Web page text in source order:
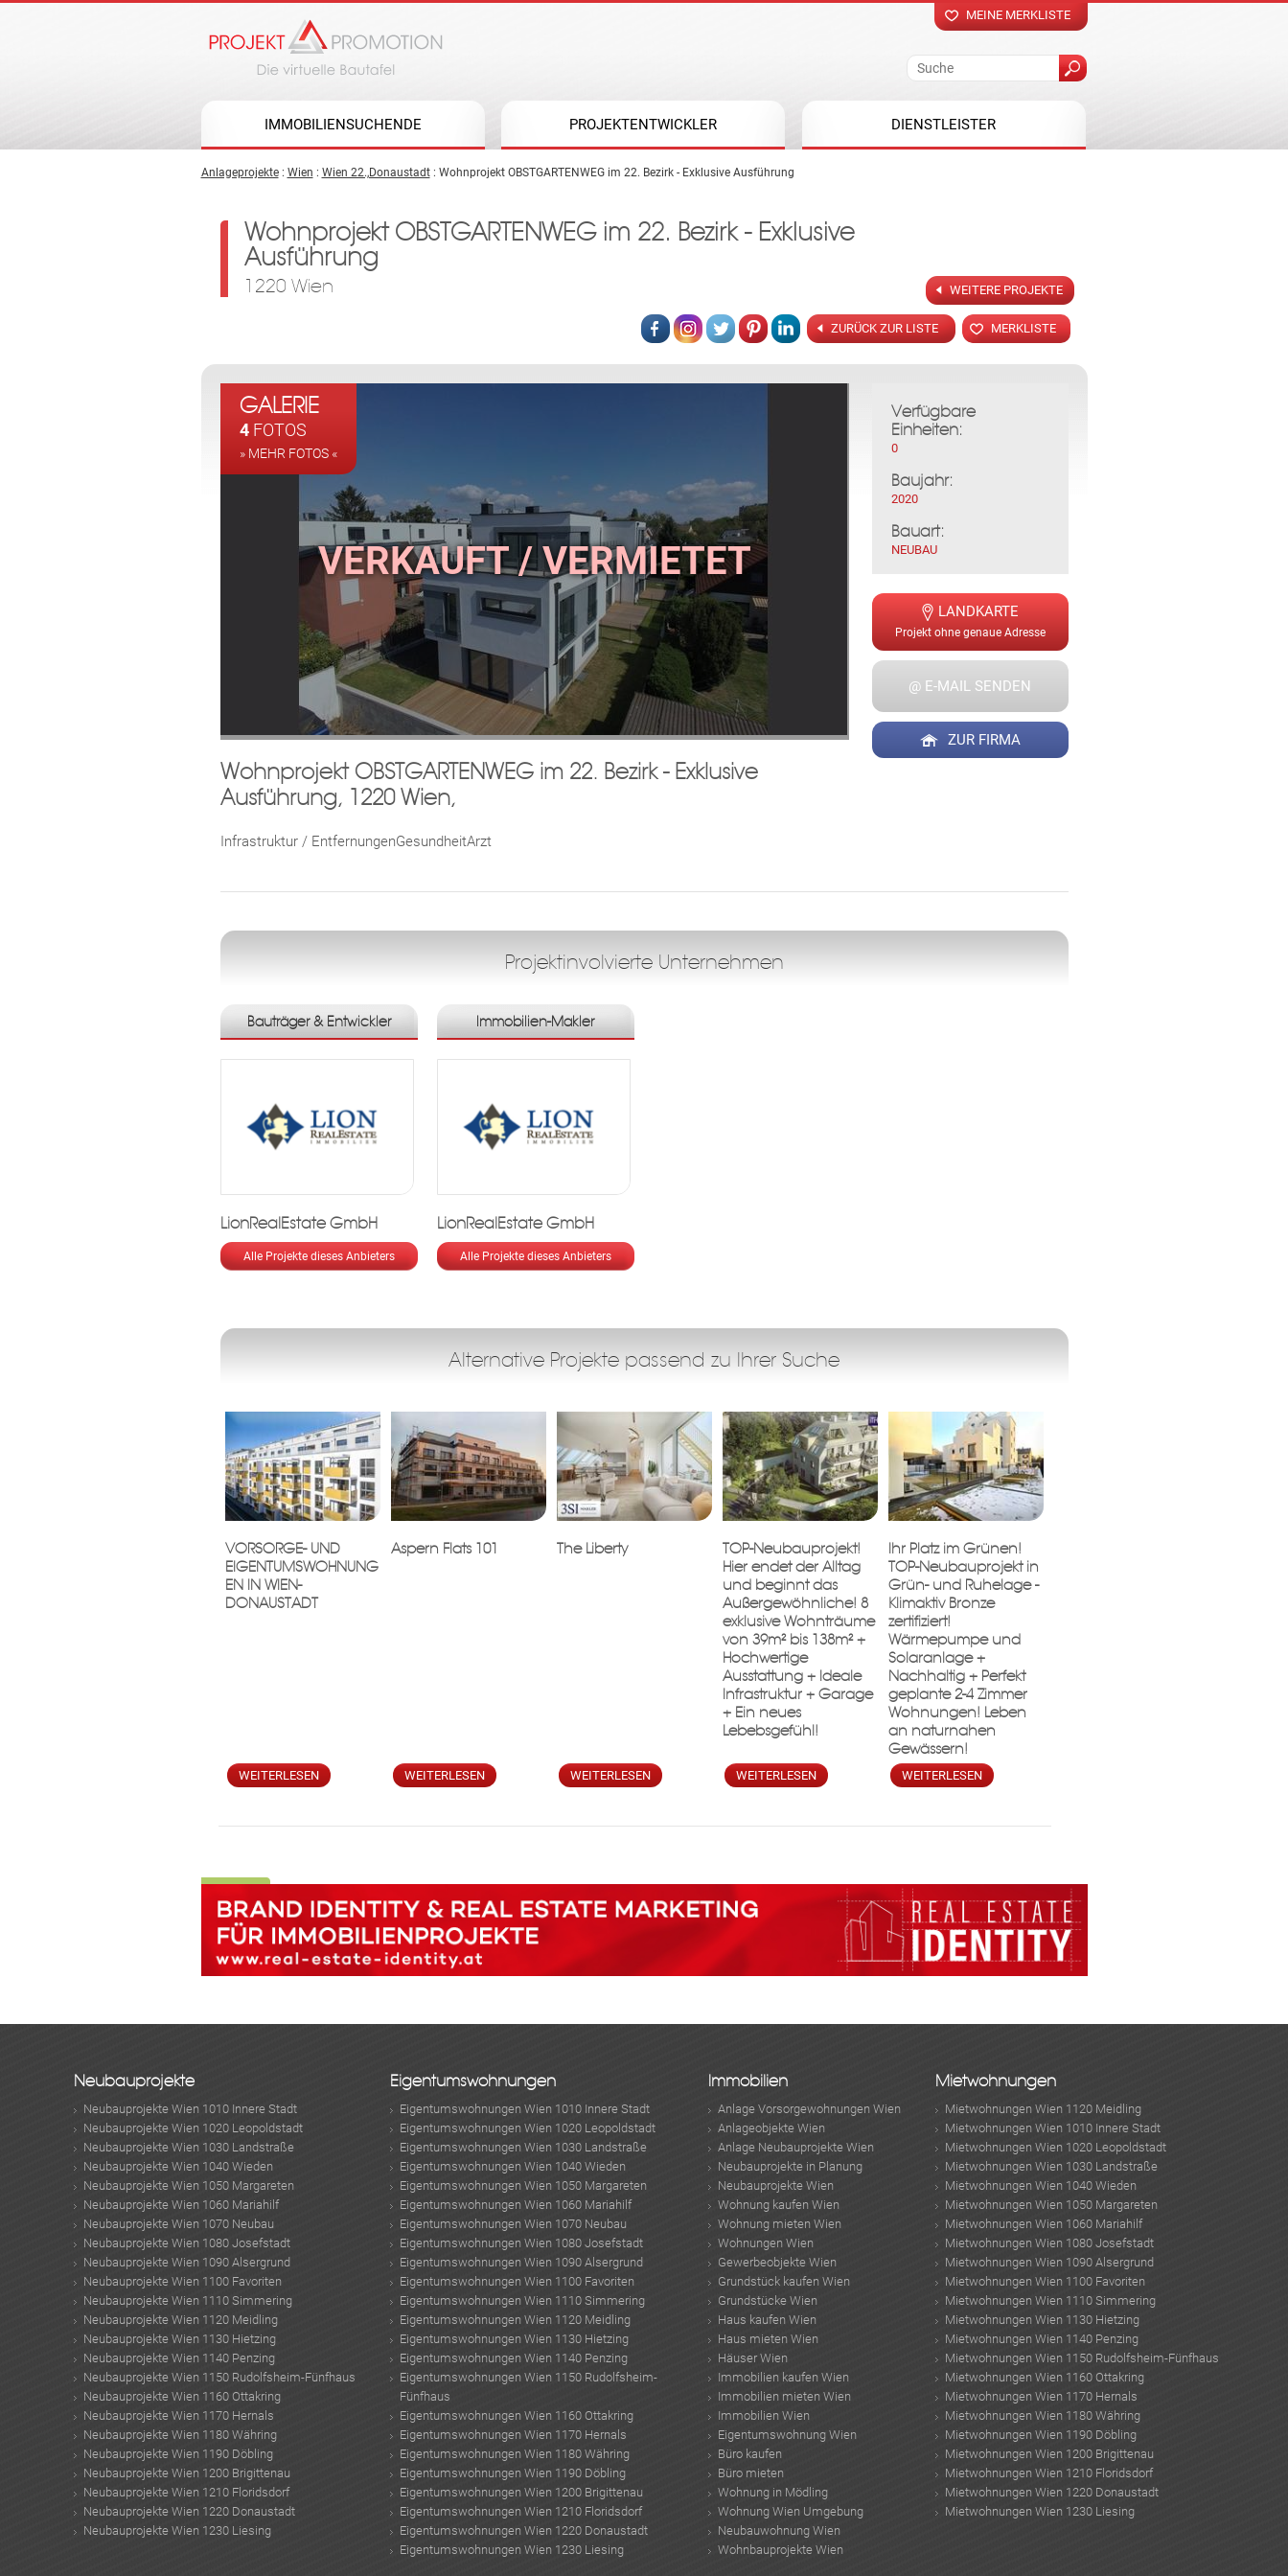
MEINE MERKLISTE
IMMOBILIENSUCHENDE PROJEKTENTWICKLER DIENSTLEISTER
Anlageprojekte: Wien : Wien 22.,Donaustadt: Wohnprojekt OBSTGARTENWEG im 22. Bezirk - Exklusive Ausführung
Wohnprojekt OBSTGARTENWEG im 22. Bezirk - Exklusive
Ausführung
1220 Wien WEITERE PROJEKTE
MERKLISTE
ZURÜCK ZUR LISTE
GALERIE
4FOTOS
» MEHR FOTOS «
Wohnprojekt OBSTGARTENWEG im 22. Bezirk - Exklusive
Ausführung, 1220 Wien,
Infrastruktur / EntfernungenGesundheitArzt
Verfügbare
Einheiten:
0
Baujahr:
2020
Bauart:
NEUBAU
LANDKARTE
Projekt ohne genaue Adresse
@ E-MAIL SENDEN
ZUR FIRMA
Projektinvolvierte Unternehmen
Bauträger & Entwickler
LionRealEstate GmbH
Alle Projekte dieses Anbieters
Immobilien-Makler
LionRealEstate GmbH
Alle Projekte dieses Anbieters
Alternative Projekte passend zu Ihrer Suche
VORSORGE- UND
EIGENTUMSWOHNUNG
EN IN WIEN-
DONAUSTADT
WEITERLESEN
Aspern Flats 101
WEITERLESEN
The Liberty
WEITERLESEN
TOP-Neubauprojekt!
Hier endet der Alltag
und beginnt das
Außergewöhnliche! 8
exklusive Wohnträume
von 39m² bis 138m² +
Hochwertige
Ausstattung + Ideale
Infrastruktur + Garage
+ Ein neues
Lebebsgefühl!
WEITERLESEN
Ihr Platz im Grünen!
TOP-Neubauprojekt in
Grün- und Ruhelage -
Klimaktiv Bronze
zertifiziert!
Wärmepumpe und
Solaranlage +
Nachhaltig + Perfekt
geplante 2-4 Zimmer
Wohnungen! Leben
an naturnahen
Gewässern!
WEITERLESEN
Neubauprojekte
Neubauprojekte Wien 1010 Innere Stadt
Neubauprojekte Wien 1020 Leopoldstadt
Neubauprojekte Wien 1030 Landstraße
Neubauprojekte Wien 1040 Wieden
Neubauprojekte Wien 1050 Margareten
Neubauprojekte Wien 1060 Mariahilf
Neubauprojekte Wien 1070 Neubau
Neubauprojekte Wien 1080 Josefstadt
Neubauprojekte Wien 1090 Alsergrund
Neubauprojekte Wien 1100 Favoriten
Neubauprojekte Wien 1110 Simmering
Neubauprojekte Wien 1120 Meidling
Neubauprojekte Wien 1130 Hietzing
Neubauprojekte Wien 1140 Penzing
Neubauprojekte Wien 1150 Rudolfsheim-Fünfhaus
Neubauprojekte Wien 1160 Ottakring
Neubauprojekte Wien 1170 Hernals
Neubauprojekte Wien 1180 Währing
Neubauprojekte Wien 1190 Döbling
Neubauprojekte Wien 1200 Brigittenau
Neubauprojekte Wien 1210 Floridsdorf
Neubauprojekte Wien 1220 Donaustadt
Neubauprojekte Wien 1230 Liesing
Eigentumswohnungen
Eigentumswohnungen Wien 1010 Innere Stadt
Eigentumswohnungen Wien 1020 Leopoldstadt
Eigentumswohnungen Wien 1030 Landstraße
Eigentumswohnungen Wien 1040 Wieden
Eigentumswohnungen Wien 1050 Margareten
Eigentumswohnungen Wien 1060 Mariahilf
Eigentumswohnungen Wien 1070 Neubau
Eigentumswohnungen Wien 1080 Josefstadt
Eigentumswohnungen Wien 1090 Alsergrund
Eigentumswohnungen Wien 1100 Favoriten
Eigentumswohnungen Wien 1110 Simmering
Eigentumswohnungen Wien 1120 Meidling
Eigentumswohnungen Wien 1130 Hietzing
Eigentumswohnungen Wien 1140 Penzing
Eigentumswohnungen Wien 1150 Rudolfsheim-
Fünfhaus
Eigentumswohnungen Wien 1160 Ottakring
Eigentumswohnungen Wien 1170 Hernals
Eigentumswohnungen Wien 1180 Währing
Eigentumswohnungen Wien 1190 Döbling
Eigentumswohnungen Wien 1200 Brigittenau
Eigentumswohnungen Wien 1210 Floridsdorf
Eigentumswohnungen Wien 1220 Donaustadt
Eigentumswohnungen Wien 1230 Liesing
Immobilien
Anlage Vorsorgewohnungen Wien
Anlageobjekte Wien
Anlage Neubauprojekte Wien
Neubauprojekte in Planung
Neubauprojekte Wien
Wohnung kaufen Wien
Wohnung mieten Wien
Wohnungen Wien
Gewerbeobjekte Wien
Grundstück kaufen Wien
Grundstücke Wien
Haus kaufen Wien
Haus mieten Wien
Häuser Wien
Immobilien kaufen Wien
Immobilien mieten Wien
Immobilien Wien
Eigentumswohnung Wien
Büro kaufen
Büro mieten
Wohnung in Mödling
Wohnung Wien Umgebung
Neubauwohnung Wien
Wohnbauprojekte Wien
Mietwohnungen
Mietwohnungen Wien 1120 Meidling
Mietwohnungen Wien 1010 Innere Stadt
Mietwohnungen Wien 1020 Leopoldstadt
Mietwohnungen Wien 1030 Landstraße
Mietwohnungen Wien 1040 Wieden
Mietwohnungen Wien 1050 Margareten
Mietwohnungen Wien 1060 Mariahilf
Mietwohnungen Wien 1080 Josefstadt
Mietwohnungen Wien 1090 Alsergrund
Mietwohnungen Wien 1100 Favoriten
Mietwohnungen Wien 1110 Simmering
Mietwohnungen Wien 1130 Hietzing
Mietwohnungen Wien 1140 Penzing
Mietwohnungen Wien 1150 Rudolfsheim-Fünfhaus
Mietwohnungen Wien 1160 Ottakring
Mietwohnungen Wien 1170 Hernals
Mietwohnungen Wien 1180 Währing
Mietwohnungen Wien 1190 Döbling
Mietwohnungen Wien 1200 Brigittenau
Mietwohnungen Wien 1210 Floridsdorf
Mietwohnungen Wien 1220 Donaustadt
Mietwohnungen Wien 1230 Liesing